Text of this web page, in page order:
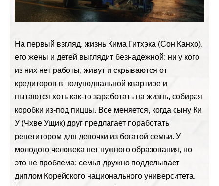
На первый взгляд, жизнь Кима Гитхэка (Сон Канхо),
его жены и детей выглядит безнадежной: ни у кого
из них нет работы, живут и скрываются от
кредиторов в полуподвальной квартире и
пытаются хоть как-то заработать на жизнь, собирая
коробки из-под пиццы. Все меняется, когда сыну Ки
У (Чхве Ущик) друг предлагает поработать
репетитором для девочки из богатой семьи. У
молодого человека нет нужного образования, но
это не проблема: семья дружно подделывает
диплом Корейского национального университета.